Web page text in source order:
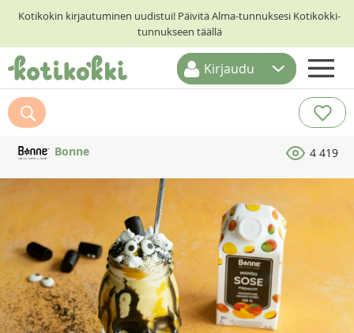
Kotikokin kirjautuminen uudistui! Päivitä Alma-tunnuksesi Kotikokki-
tunnukseen täällä
ETUSIVU
RESEPTIHAKU
RUOKATEEMAT
KESKUSTELUT
KOTIKOKIT
Kirjaudu
Bonne 4 419